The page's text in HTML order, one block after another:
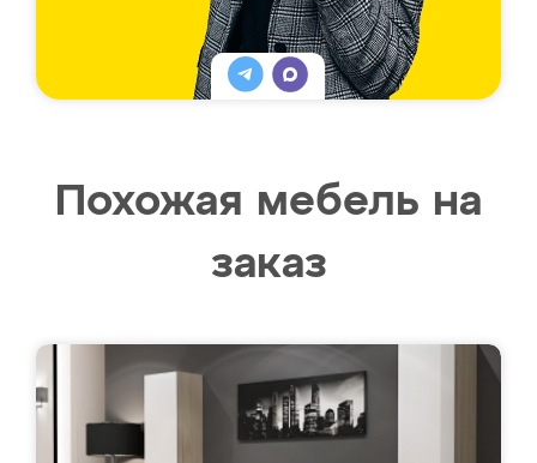
Похожая мебель на
заказ